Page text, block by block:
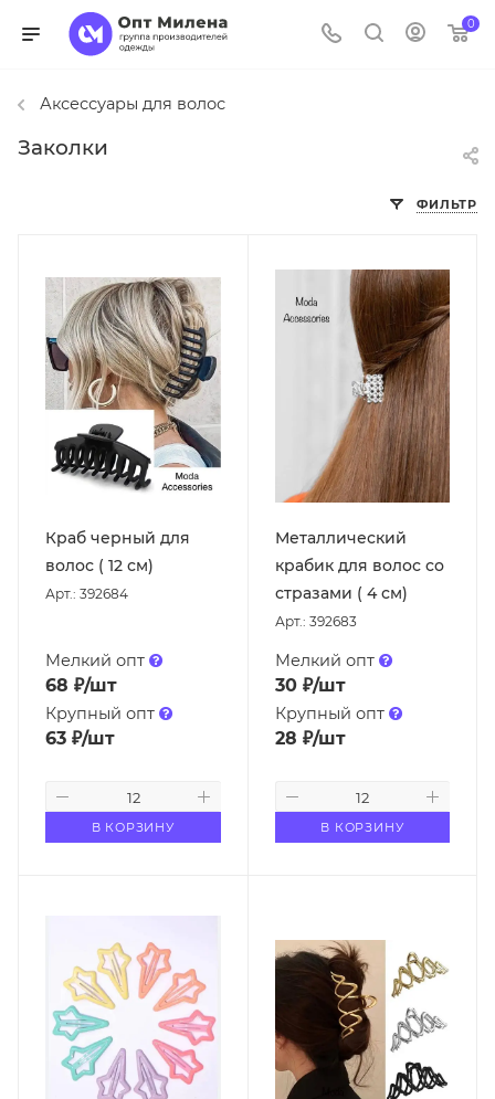
0
Аксессуары для волос
Заколки
ФИЛЬТР
Краб черный для
волос ( 12 см)
Арт.: 392684
Мелкий опт
68 ₽/шт
Крупный опт
63 ₽/шт
В КОРЗИНУ
Металлический
крабик для волос со
стразами ( 4 см)
Арт.: 392683
Мелкий опт
30₽/шт
Крупный опт
28 ₽/шт
В КОРЗИНУ